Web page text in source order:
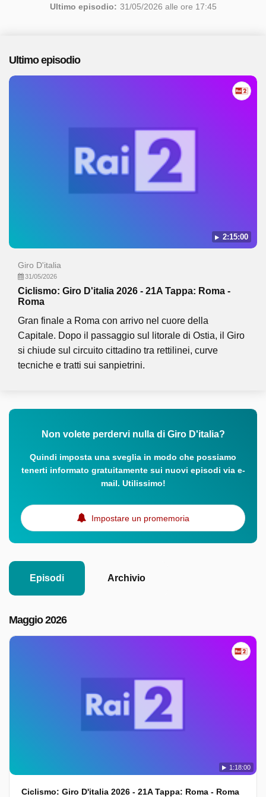
Ultimo episodio: 31/05/2026 alle ore 17:45
Ultimo episodio
2:15:00
Giro D'italia
31/05/2026
Ciclismo: Giro D'italia 2026 - 21A Tappa: Roma -
Roma
Gran finale a Roma con arrivo nel cuore della
Capitale. Dopo il passaggio sul litorale di Ostia, il Giro
si chiude sul circuito cittadino tra rettilinei, curve
tecniche e tratti sui sanpietrini.
Non volete perdervi nulla di Giro D'italia?
Quindi imposta una sveglia in modo che possiamo
tenerti informato gratuitamente sui nuovi episodi via e-
mail. Utilissimo!
Impostare un promemoria
Episodi Archivio
Maggio 2026
1:18:00
Ciclismo: Giro D'italia 2026 - 21A Tappa: Roma - Roma